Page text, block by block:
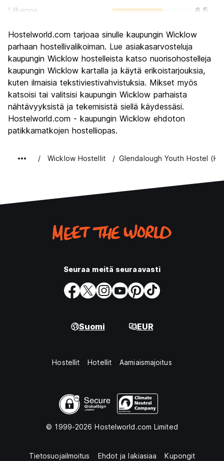
Liikenne
6.5
Kulttuuri
Yöelämä
6.4
Rahanarvoinen
8.0
Hostelworld.com tarjoaa sinulle kaupungin Wicklow
parhaan hostellivalikoiman. Lue asiakasarvosteluja
kaupungin Wicklow hostelleista katso nuorisohostelleja
kaupungin Wicklow kartalla ja käytä erikoistarjouksia,
kuten ilmaisia tekstiviestivahvistuksia. Mikset myös
katsoisi tai valitsisi kaupungin Wicklow parhaista
nähtävyyksistä ja tekemisistä siellä käydessäsi.
Hostelworld.com - kaupungin Wicklow ehdoton
patikkamatkojen hostelliopas.
Wicklow Hostellit Glendalough Youth Hostel (HI)
Seuraa meitä seuraavasti
Suomi EUR
Hostellit Hotellit Aamiaismajoitus
© 1999-2026 Hostelworld.com Limited
Tietosuojailmoitus Ehdot ja lakiasiaa Kupongit